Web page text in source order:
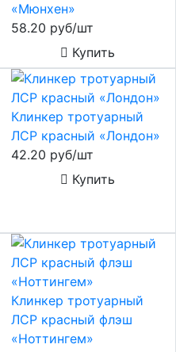
«Мюнхен»
58.20 руб/шт
Купить
Клинкер тротуарный
ЛСР красный «Лондон»
42.20 руб/шт
Купить
Клинкер тротуарный
ЛСР красный флэш
«Ноттингем»